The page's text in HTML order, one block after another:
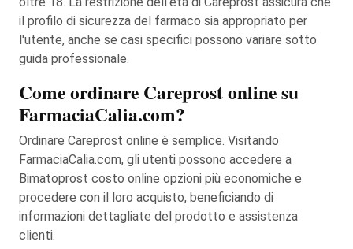
il profilo di sicurezza del farmaco sia appropriato per
l'utente, anche se casi specifici possono variare sotto
guida professionale.
Come ordinare Careprost online su
FarmaciaCalia.com?
Ordinare Careprost online è semplice. Visitando
FarmaciaCalia.com, gli utenti possono accedere a
Bimatoprost costo online opzioni più economiche e
procedere con il loro acquisto, beneficiando di
informazioni dettagliate del prodotto e assistenza
clienti.